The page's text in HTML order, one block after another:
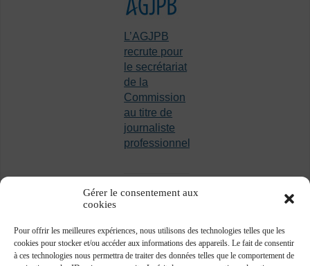
Gérer le consentement aux
cookies
Pour offrir les meilleures expériences, nous utilisons des technologies telles que les
cookies pour stocker et/ou accéder aux informations des appareils. Le fait de consentir
à ces technologies nous permettra de traiter des données telles que le comportement de
L’AGJPB
recrute pour
le secrétariat
de la
Commission
au titre de
journaliste
professionnel